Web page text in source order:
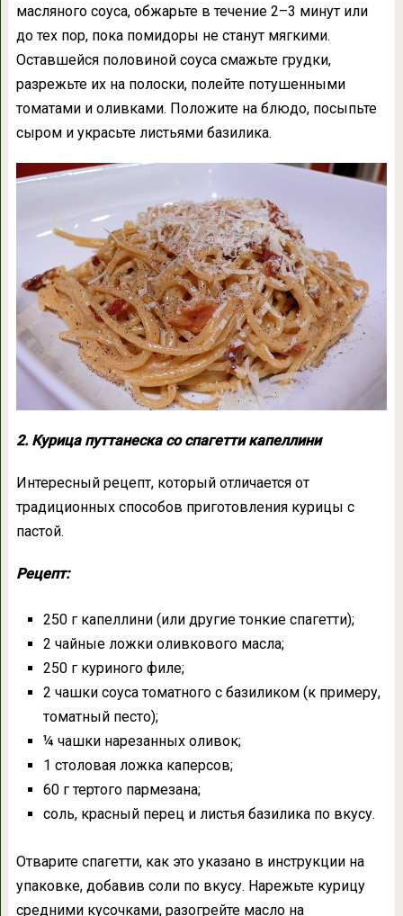
масляного соуса, обжарьте в течение 2–3 минут или
до тех пор, пока помидоры не станут мягкими.
Оставшейся половиной соуса смажьте грудки,
разрежьте их на полоски, полейте потушенными
томатами и оливками. Положите на блюдо, посыпьте
сыром и украсьте листьями базилика.
2. Курица путтанеска со спагетти капеллини
Интересный рецепт, который отличается от
традиционных способов приготовления курицы с
пастой.
Рецепт:
250 г капеллини (или другие тонкие спагетти);
2 чайные ложки оливкового масла;
250 г куриного филе;
2 чашки соуса томатного с базиликом (к примеру,
томатный песто);
¼ чашки нарезанных оливок;
1 столовая ложка каперсов;
60 г тертого пармезана;
соль, красный перец и листья базилика по вкусу.
Отварите спагетти, как это указано в инструкции на
упаковке, добавив соли по вкусу. Нарежьте курицу
средними кусочками, разогрейте масло на